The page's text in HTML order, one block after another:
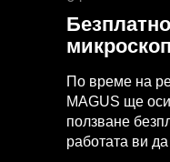
микроскоп
По време на
MAGUS ще
ползване
работата ви